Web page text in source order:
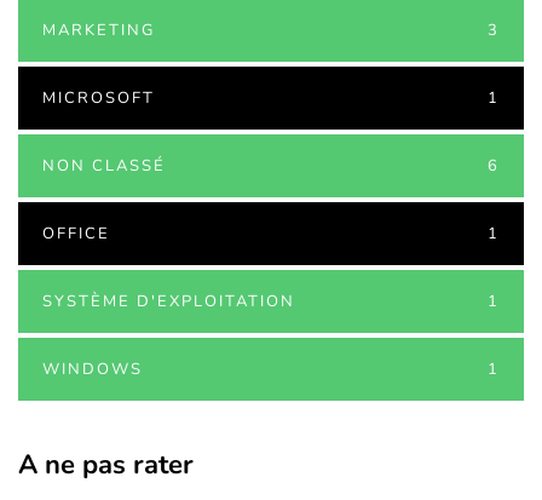
MARKETING 3
MICROSOFT 1
NON CLASSÉ 6
OFFICE 1
SYSTÈME D'EXPLOITATION 1
WINDOWS 1
A ne pas rater